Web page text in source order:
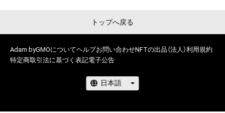
判所を第一審の専属的合意管轄裁判所とします。
この新次元の歌舞伎公演に挑むのは、歌舞伎俳優 中村壱太郎と
www.instagram.com/metakabuki.studio/
【一次購入者全員対象特典】
トップへ戻る
Adam byGMOについてヘルプお問い合わせNFTの出品（法人）利用規約
特定商取引法に基づく表記電子公告